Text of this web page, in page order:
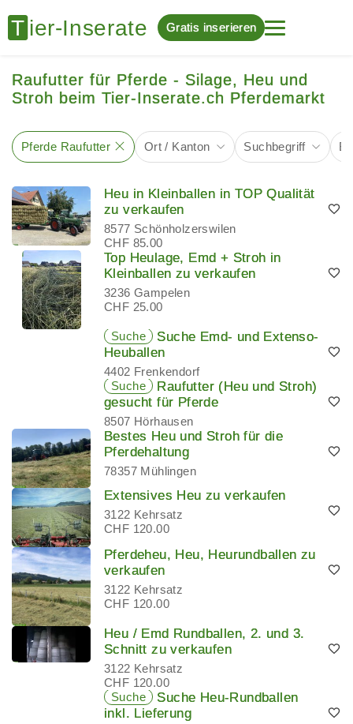
Gratis inserieren
Raufutter für Pferde - Silage, Heu und
Stroh beim Tier-Inserate.ch Pferdemarkt
Pferde Raufutter Ort / Kanton Suchbegriff
Heu in Kleinballen in TOP Qualität
zu verkaufen
8577 Schönholzerswilen
CHF 85.00
Top Heulage, Emd + Stroh in
Kleinballen zu verkaufen
3236 Gampelen
CHF 25.00
Suche
Suche Emd- und Extenso-
Heuballen
4402 Frenkendorf
Suche
Raufutter (Heu und Stroh)
gesucht für Pferde
8507 Hörhausen
Bestes Heu und Stroh für die
Pferdehaltung
78357 Mühlingen
Extensives Heu zu verkaufen
3122 Kehrsatz
CHF 120.00
Pferdeheu, Heu, Heurundballen zu
verkaufen
3122 Kehrsatz
CHF 120.00
Heu / Emd Rundballen, 2. und 3.
Schnitt zu verkaufen
3122 Kehrsatz
CHF 120.00
Suche
Suche Heu-Rundballen
inkl. Lieferung